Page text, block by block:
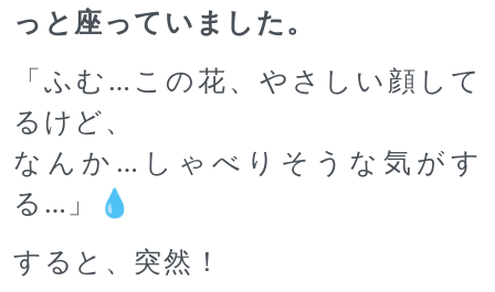
っと座っていました。
「ふむ…この花、やさしい顔して
るけど、
なんか…しゃべりそうな気がす
る…」💧
すると、突然！